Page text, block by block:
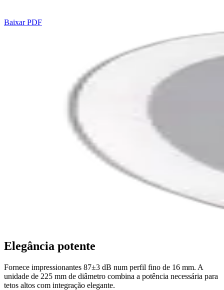
Baixar PDF
Elegância potente
Fornece impressionantes 87±3 dB num perfil fino de 16 mm. A
unidade de 225 mm de diâmetro combina a potência necessária para
tetos altos com integração elegante.